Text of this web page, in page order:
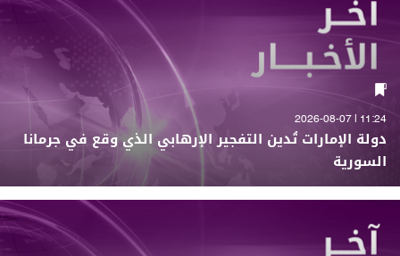
11:24 | 2026-08-07
دولة الإمارات تُدين التفجير الإرهابي الذي وقع في جرمانا
السورية